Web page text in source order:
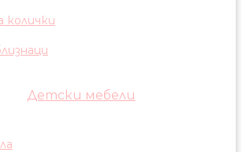
колички
Детски мебели